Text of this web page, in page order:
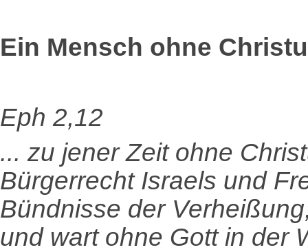
Ein Mensch ohne
Eph 2,12
... zu jener Zeit ohne
Bürgerrecht Israels und
Bündnisse der
und wart ohne Gott in der